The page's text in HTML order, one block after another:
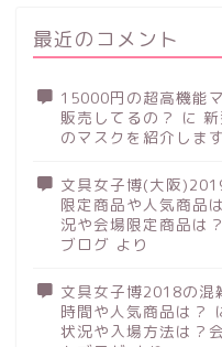
最近のコメント
15000円の超高機能
販売してるの？ に
のマスクを紹介しま
文具女子博(大阪
限定商品や人気商品
況や会場限定商品は
ブログ より
文具女子博2018の混
時間や人気商品は？
状況や入場方法は？